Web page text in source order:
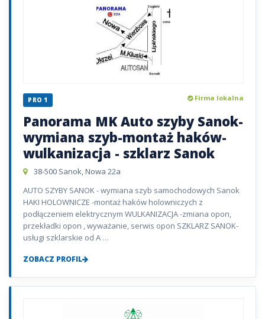
PRO 1 Firma lokalna
Panorama MK Auto szyby Sanok-
wymiana szyb-montaż haków-
wulkanizacja - szklarz Sanok
38-500 Sanok, Nowa 22a
AUTO SZYBY SANOK - wymiana szyb samochodowych Sanok
HAKI HOLOWNICZE -montaż haków holowniczych z
podłączeniem elektrycznym WULKANIZACJA -zmiana opon,
przekładki opon , wyważanie, serwis opon SZKLARZ SANOK-
usługi szklarskie od A …
ZOBACZ PROFIL